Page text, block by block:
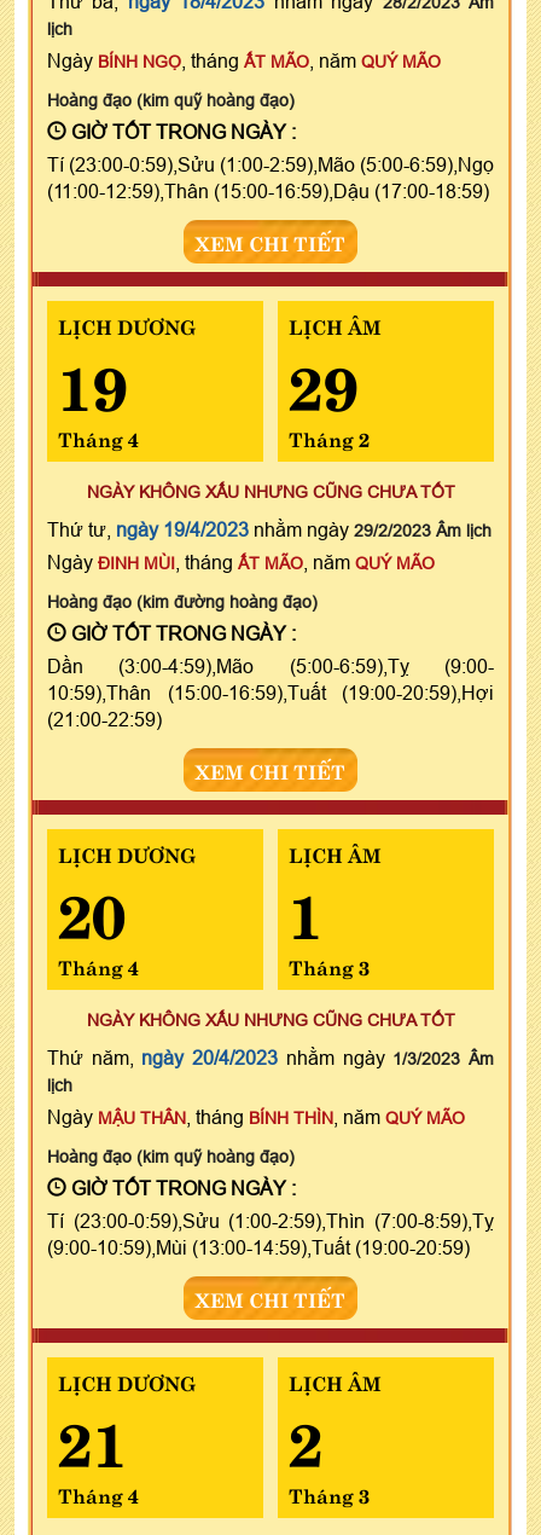
lịch
Ngày BÍNH NGỌ , tháng ẤT MÃO , năm QUÝ MÃO
Hoàng đạo (kim quỹ hoàng đạo)
GIỜ TỐT TRONG NGÀY :
Tí (23:00-0:59),Sửu (1:00-2:59),Mão (5:00-6:59),Ngọ
(11:00-12:59),Thân (15:00-16:59),Dậu (17:00-18:59)
XEM CHI TIẾT
LỊCH DƯƠNG
19
Tháng 4
LỊCH ÂM
29
Tháng 2
NGÀY KHÔNG XẤU NHƯNG CŨNG CHƯA TỐT
Thứ tư, ngày 19/4/2023 nhằm ngày 29/2/2023 Âm lịch
Ngày ĐINH MÙI , tháng ẤT MÃO , năm QUÝ MÃO
Hoàng đạo (kim đường hoàng đạo)
GIỜ TỐT TRONG NGÀY :
Dần (3:00-4:59),Mão (5:00-6:59),Tỵ (9:00-
10:59),Thân (15:00-16:59),Tuất (19:00-20:59),Hợi
(21:00-22:59)
XEM CHI TIẾT
LỊCH DƯƠNG
20
Tháng 4
LỊCH ÂM
1
Tháng 3
NGÀY KHÔNG XẤU NHƯNG CŨNG CHƯA TỐT
Thứ năm, ngày 20/4/2023 nhằm ngày 1/3/2023 Âm
lịch
Ngày MẬU THÂN , tháng BÍNH THÌN , năm QUÝ MÃO
Hoàng đạo (kim quỹ hoàng đạo)
GIỜ TỐT TRONG NGÀY :
Tí (23:00-0:59),Sửu (1:00-2:59),Thìn (7:00-8:59),Tỵ
(9:00-10:59),Mùi (13:00-14:59),Tuất (19:00-20:59)
XEM CHI TIẾT
LỊCH DƯƠNG
21
Tháng 4
LỊCH ÂM
2
Tháng 3